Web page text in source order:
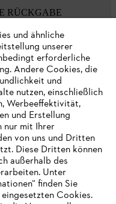
RÜCKGABE
und ähnliche
unserer
erforderliche
Andere Cookies, die
und
nutzen, einschließlich
Werbeeffektivität,
und Erstellung
nur mit Ihrer
von uns und Dritten
Diese Dritten können
außerhalb des
Unter
finden Sie
Cookies.